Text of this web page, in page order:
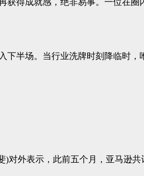
得成就感，绝非易事。一位在
半场。当行业洗牌时刻降临时，
对外表示，此前五个月，亚马逊